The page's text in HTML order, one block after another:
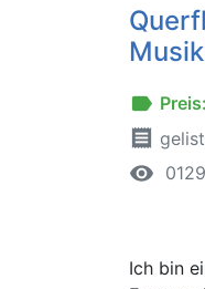
label
receipt
remove_red_eye 0129
Ich bin